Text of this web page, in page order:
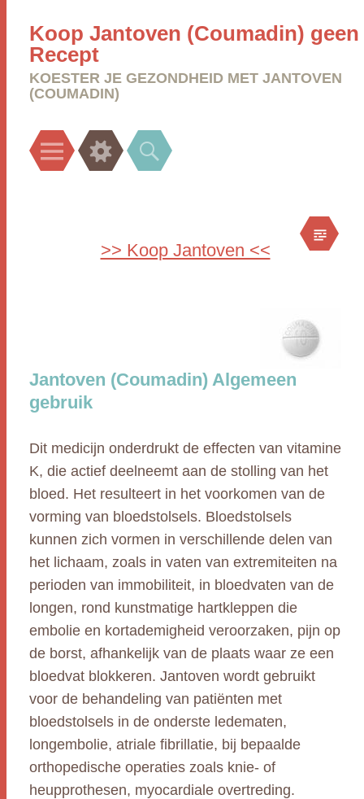
Koop Jantoven (Coumadin) geen
Recept
KOESTER JE GEZONDHEID MET JANTOVEN
(COUMADIN)
Menu Widgets Search
>> Koop Jantoven <<
Jantoven (Coumadin) Algemeen
gebruik
Dit medicijn onderdrukt de effecten van vitamine
K, die actief deelneemt aan de stolling van het
bloed. Het resulteert in het voorkomen van de
vorming van bloedstolsels. Bloedstolsels
kunnen zich vormen in verschillende delen van
het lichaam, zoals in vaten van extremiteiten na
perioden van immobiliteit, in bloedvaten van de
longen, rond kunstmatige hartkleppen die
embolie en kortademigheid veroorzaken, pijn op
de borst, afhankelijk van de plaats waar ze een
bloedvat blokkeren. Jantoven wordt gebruikt
voor de behandeling van patiënten met
bloedstolsels in de onderste ledematen,
longembolie, atriale fibrillatie, bij bepaalde
orthopedische operaties zoals knie- of
heupprothesen, myocardiale overtreding.